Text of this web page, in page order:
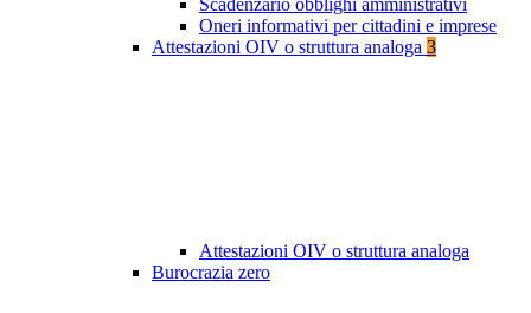
Scadenzario obblighi amministrativi
Oneri informativi per cittadini e imprese
Attestazioni OIV o struttura analoga 3
Attestazioni OIV o struttura analoga
Burocrazia zero